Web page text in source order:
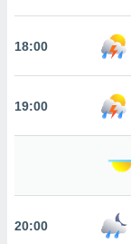
de
sitio
se
18:00
19:00
20:00